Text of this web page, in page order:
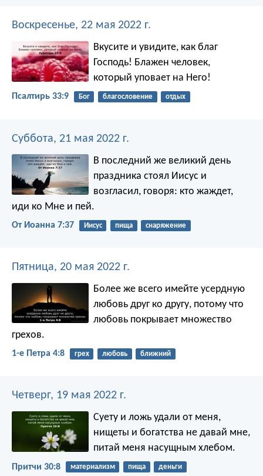
Воскресенье, 22 мая 2022 г.
Вкусите и увидите, как благ
Господь! Блажен человек,
который уповает на Него!
Псалтирь 33:9 Бог благословение отдых
Суббота, 21 мая 2022 г.
В последний же великий день
праздника стоял Иисус и
возгласил, говоря: кто жаждет,
иди ко Мне и пей.
От Иоанна 7:37 Иисус пища снаряжение
Пятница, 20 мая 2022 г.
Более же всего имейте усердную
любовь друг ко другу, потому что
любовь покрывает множество
грехов.
1-е Петра 4:8 грех любовь ближний
Четверг, 19 мая 2022 г.
Суету и ложь удали от меня,
нищеты и богатства не давай мне,
питай меня насущным хлебом.
Притчи 30:8 материализм пища деньги